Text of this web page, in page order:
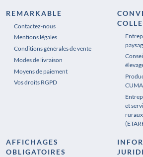
REMARKABLE
Contactez-nous
Mentions légales
Conditions générales de vente
Modes de livraison
Moyens de paiement
Vos droits RGPD
CUMA
et
AFFICHAGES
OBLIGATOIRES